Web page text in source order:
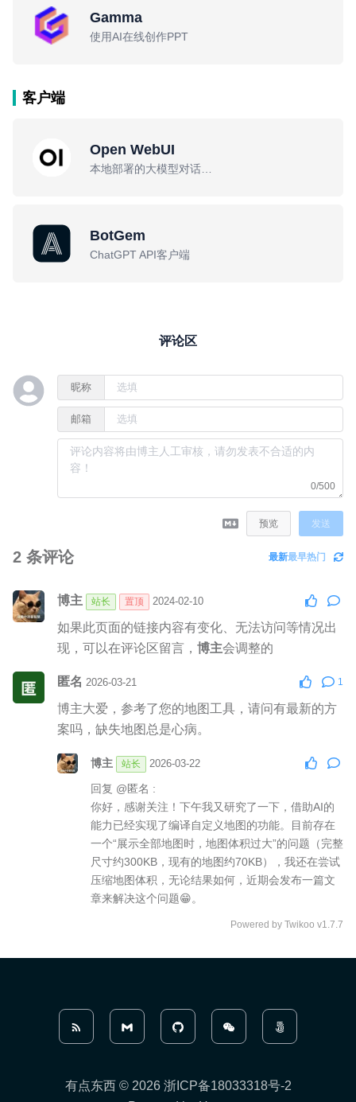
Gamma
使用AI在线创作PPT
客户端
Open WebUI
BotGem
ChatGPT API客户端
评论区
昵称
邮箱
0/500
预览 发送
2 条评论 最新最早热门
博主 站长 置顶 2024-02-10
如果此页面的链接内容有变化、无法访问等情况出
现，可以在评论区留言， 博主会调整的
匿名 2026-03-21 1
博主大爱，参考了您的地图工具，请问有最新的方
案吗，缺失地图总是心病。
博主 站长 2026-03-22
回复 @匿名 :
你好，感谢关注！下午我又研究了一下，借助AI的
能力已经实现了编译自定义地图的功能。目前存在
一个“展示全部地图时，地图体积过大”的问题（完整
尺寸约300KB，现有的地图约70KB），我还在尝试
压缩地图体积，无论结果如何，近期会发布一篇文
章来解决这个问题😁。
Powered by Twikoo v1.7.7
有点东西 © 2026 浙ICP备18033318号-2